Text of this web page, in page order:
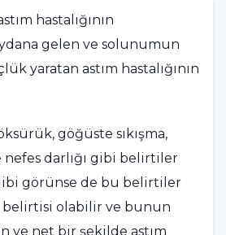
hastalığının
gelen ve solunumun
yaratan astım hastalığının
göğüste sıkışma,
nefes darlığı gibi belirtiler
görünse de bu belirtiler
belirtisi olabilir ve bunun
ve net bir şekilde astım